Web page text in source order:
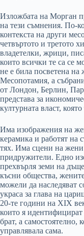
Изложбата на Морган
на тези съмнения. По-
контекста на други
четвъртото и третото
владетелки, жрици,
които всички те са се
не е била посветена
Месопотамия, а
от Лондон, Берлин,
представа за
културната власт,
Има изображения на
керамика и работят на
тях. Има сцени на жени
придружители. Едно
прехвърля земи на
късни общества,
можели да наследяват
украса за глава на
20-те години на ХIХ
които я
брат, а самостоятелно,
управлявала сама.